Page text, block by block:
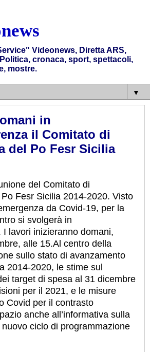
Videonews, Diretta ARS,
cronaca, sport, spettacoli,
mostre.
▼
in
il Comitato di
del Po Fesr Sicilia
del Comitato di
Fesr Sicilia 2014-2020. Visto
da Covid-19, per la
si svolgerà in
I lavori inizieranno domani,
alle 15.Al centro della
sullo stato di avanzamento
2014-2020, le stime sul
target di spesa al 31 dicembre
per il 2021, e le misure
Covid per il contrasto
anche all’informativa sulla
ciclo di programmazione